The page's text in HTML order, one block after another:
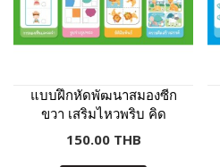
แบบฝึกหัดพัฒนาสมองซีก
ขวา เสริมไหวพริบ คิด
สร้างสรรค์
150.00 THB